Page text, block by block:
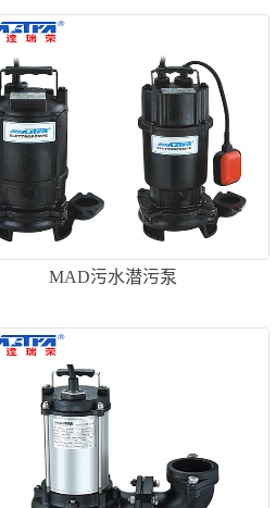
MAD污水潜污泵